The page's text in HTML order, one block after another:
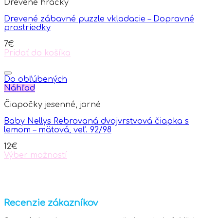
Drevené hračky
Drevené zábavné puzzle vkladacie – Dopravné
prostriedky
7€
Pridať do košíka
Do obľúbených
Náhľad
Čiapočky jesenné, jarné
Baby Nellys Rebrovaná dvojvrstvová čiapka s
lemom – mätová, veľ. 92/98
12€
Výber možností
variants.
The
options
Recenzie zákazníkov